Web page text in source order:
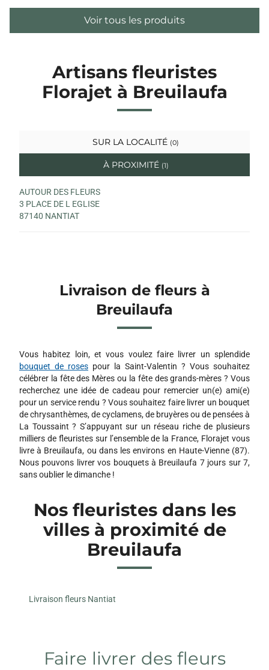
Voir tous les produits
Artisans fleuristes
Florajet à Breuilaufa
SUR LA LOCALITÉ (0)
À PROXIMITÉ (1)
AUTOUR DES FLEURS
3 PLACE DE L EGLISE
87140 NANTIAT
Livraison de fleurs à
Breuilaufa
Vous habitez loin, et vous voulez faire livrer un splendide
bouquet de roses pour la Saint-Valentin ? Vous souhaitez
célébrer la fête des Mères ou la fête des grands-mères ? Vous
recherchez une idée de cadeau pour remercier un(e) ami(e)
pour un service rendu ? Vous souhaitez faire livrer un bouquet
de chrysanthèmes, de cyclamens, de bruyères ou de pensées à
La Toussaint ? S’appuyant sur un réseau riche de plusieurs
milliers de fleuristes sur l’ensemble de la France, Florajet vous
livre à Breuilaufa, ou dans les environs en Haute-Vienne (87).
Nous pouvons livrer vos bouquets à Breuilaufa 7 jours sur 7,
sans oublier le dimanche !
Nos fleuristes dans les
villes à proximité de
Breuilaufa
Livraison fleurs Nantiat
Faire livrer des fleurs